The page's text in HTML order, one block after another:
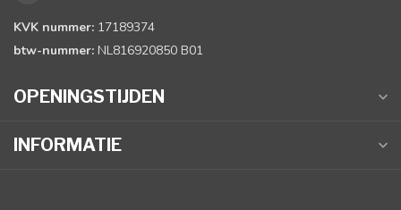
KVK nummer: 17189374
btw-nummer: NL816920850 B01
OPENINGSTIJDEN
INFORMATIE